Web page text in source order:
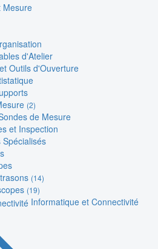
Mesure
d'Atelier
Outils d'Ouverture
(2)
de Mesure
et Inspection
(14)
(19)
Informatique et Connectivité